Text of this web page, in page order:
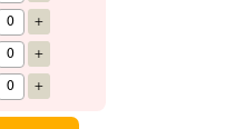
+
+
+